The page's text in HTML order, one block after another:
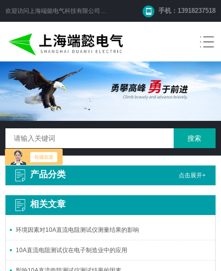
欢迎访问 上海端懿电气科技有限公司 网站！ 手机：13918237518
产品分类 点击展开+
相关文章
环境因素对10A直流电阻测试仪测量结果的影响
10A直流电阻测试仪在电子制造业中的应用